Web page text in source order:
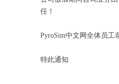
任！
PyroSim中文网全体员工
特此通知